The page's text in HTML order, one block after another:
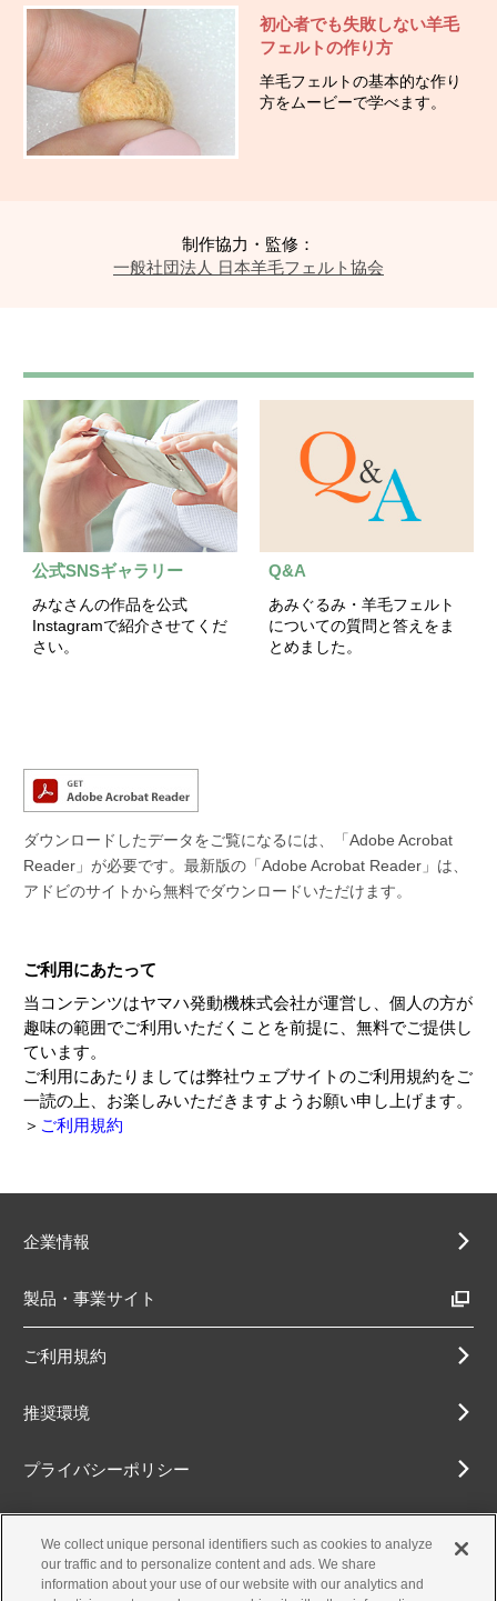
初心者でも失敗しない羊毛
フェルトの作り方
羊毛フェルトの基本的な作り
方をムービーで学べます。
制作協力・監修：
一般社団法人 日本羊毛フェルト協会
公式SNSギャラリー
みなさんの作品を公式
Instagramで紹介させてくだ
さい。
Q&A
あみぐるみ・羊毛フェルト
についての質問と答えをま
とめました。
ダウンロードしたデータをご覧になるには、「Adobe Acrobat
Reader」が必要です。最新版の「Adobe Acrobat Reader」は、
アドビのサイトから無料でダウンロードいただけます。
ご利用にあたって
当コンテンツはヤマハ発動機株式会社が運営し、個人の方が
趣味の範囲でご利用いただくことを前提に、無料でご提供し
ています。
ご利用にあたりましては弊社ウェブサイトのご利用規約をご
一読の上、お楽しみいただきますようお願い申し上げます。
＞ ご利用規約
企業情報
製品・事業サイト
ご利用規約
推奨環境
プライバシーポリシー
アクセシビリティ方針
We collect unique personal identifiers such as cookies to analyze
our traffic and to personalize content and ads. We share
information about your use of our website with our analytics and